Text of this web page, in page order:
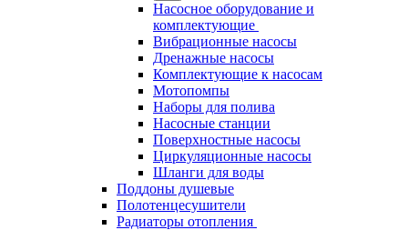
Насосное оборудование и
комплектующие
Вибрационные насосы
Дренажные насосы
Комплектующие к насосам
Мотопомпы
Наборы для полива
Насосные станции
Поверхностные насосы
Циркуляционные насосы
Шланги для воды
Поддоны душевые
Полотенцесушители
Радиаторы отопления